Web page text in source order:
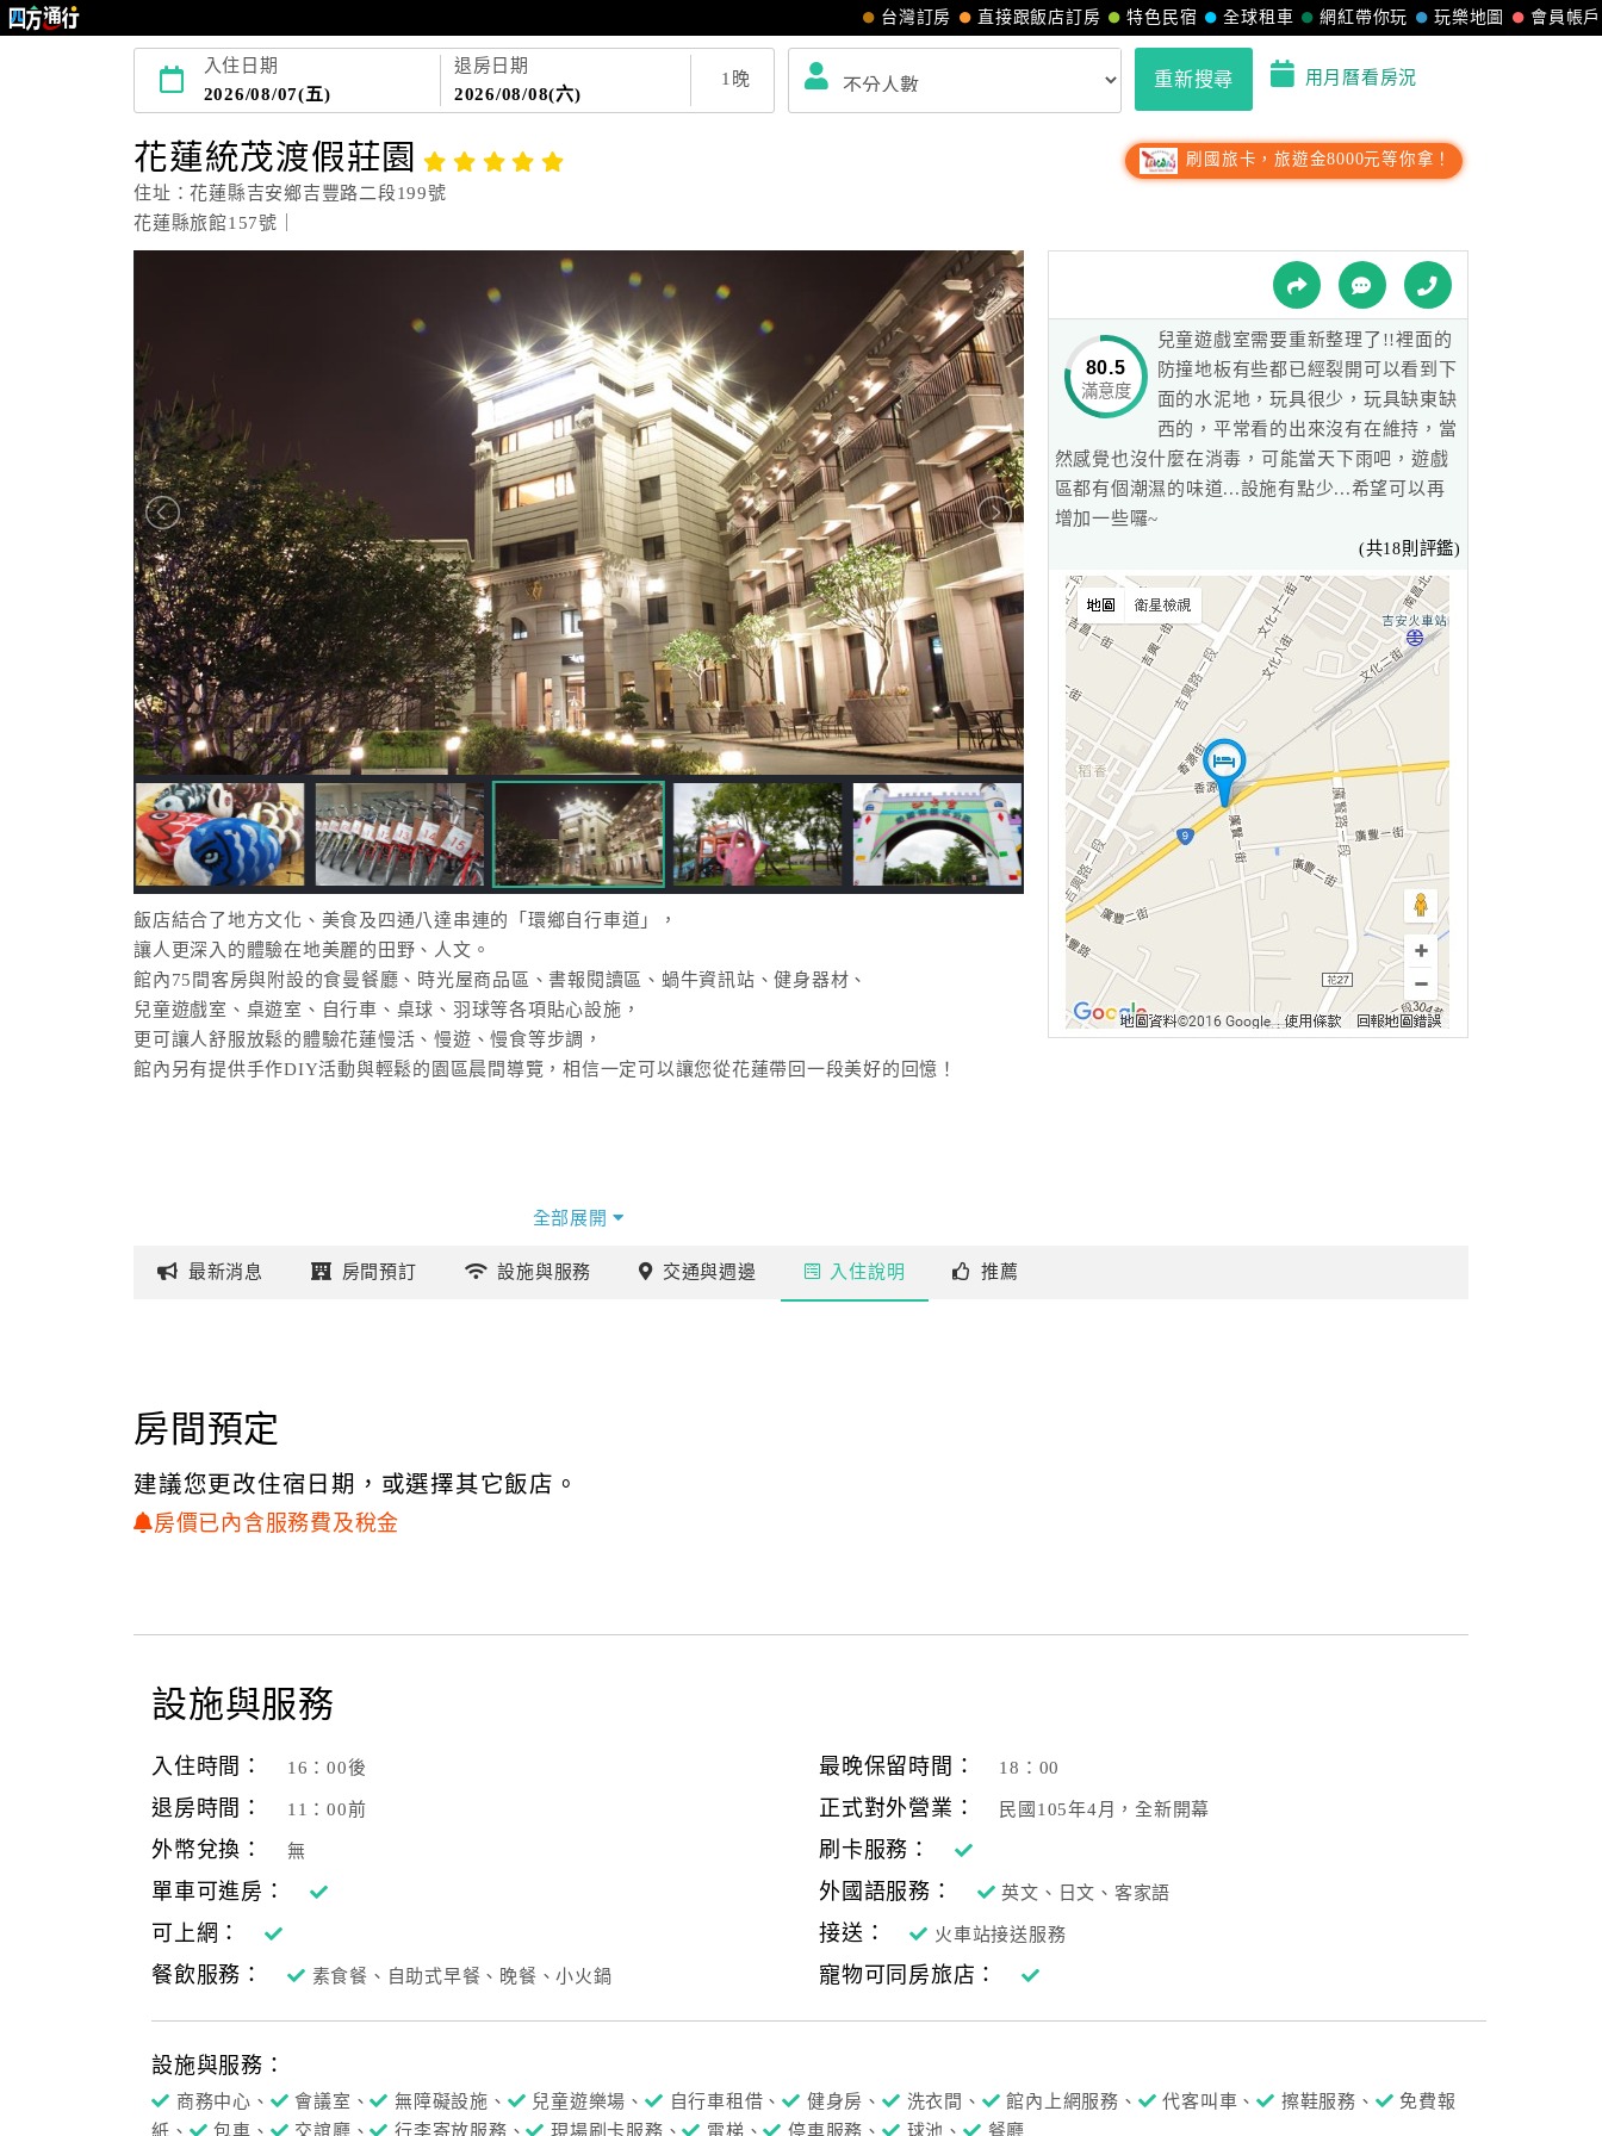
會員帳戶
玩樂地圖
網紅帶你玩
全球租車
特色民宿
直接跟飯店訂房
台灣訂房
入住日期
2026/08/07(五)
退房日期
2026/08/08(六)
1 晚 重新搜尋 用月曆看房況
花蓮統茂渡假莊園
住址：花蓮縣吉安鄉吉豐路二段199號
花蓮縣旅館157號｜
刷國旅卡，旅遊金8000元等你拿！
飯店結合了地方文化、美食及四通八達串連的「環鄉自行車道」，
讓人更深入的體驗在地美麗的田野、人文。
館內75間客房與附設的食曼餐廳、時光屋商品區、書報閱讀區、蝸牛資訊站、健身器材、
兒童遊戲室、桌遊室、自行車、桌球、羽球等各項貼心設施，
更可讓人舒服放鬆的體驗花蓮慢活、慢遊、慢食等步調，
館內另有提供手作DIY活動與輕鬆的園區晨間導覽，相信一定可以讓您從花蓮帶回一段美好的回憶！
全部展開
80.5
滿意度
兒童遊戲室需要重新整理了!!裡面的
防撞地板有些都已經裂開可以看到下
面的水泥地，玩具很少，玩具缺東缺
西的，平常看的出來沒有在維持，當
然感覺也沒什麼在消毒，可能當天下雨吧，遊戲
區都有個潮濕的味道...設施有點少...希望可以再
增加一些囉~
(共18則評鑑)
最新消息 房間預訂 設施與服務 交通與週邊 入住說明 推薦
房間預定
建議您更改住宿日期，或選擇其它飯店。
房價已內含服務費及稅金
設施與服務
入住時間： 16：00後 最晚保留時間： 18：00
退房時間： 11：00前 正式對外營業： 民國105年4月，全新開幕
外幣兌換： 無
刷卡服務：
單車可進房：
外國語服務： 英文、日文、客家語
可上網： 接送： 火車站接送服務
餐飲服務： 素食餐、自助式早餐、晚餐、小火鍋 寵物可同房旅店：
設施與服務：
商務中心、 會議室、 無障礙設施、 兒童遊樂場、 自行車租借、 健身房、 洗衣間、 館內上網服務、 代客叫車、 擦鞋服務、
免費報
紙、
包車、 交誼廳、 行李寄放服務、 現場刷卡服務、 電梯、 停車服務、 球池、 餐廳